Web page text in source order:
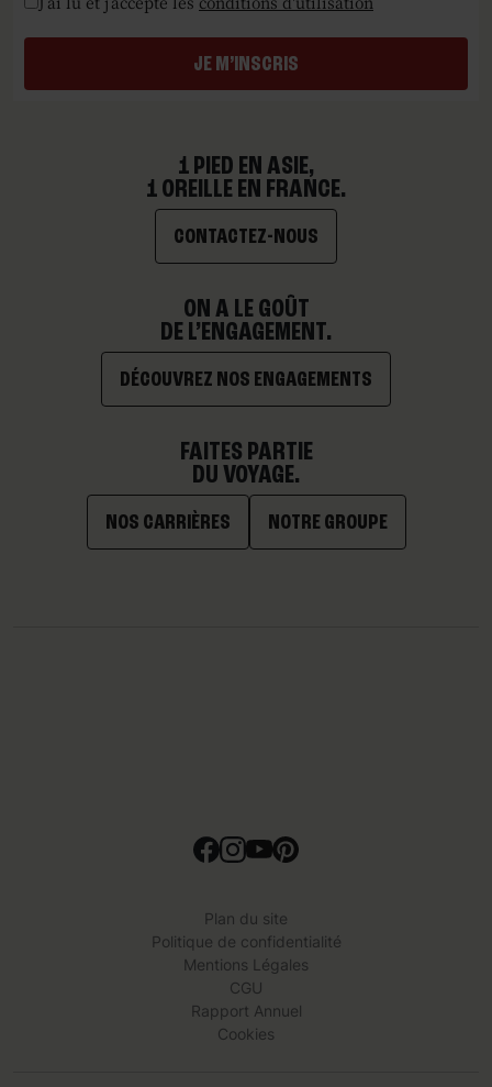
JE M’INSCRIS
1 PIED EN ASIE,
1 OREILLE EN FRANCE.
CONTACTEZ-NOUS
ON A LE GOÛT
DE L’ENGAGEMENT.
DÉCOUVREZ NOS ENGAGEMENTS
FAITES PARTIE
DU VOYAGE.
NOS CARRIÈRES NOTRE GROUPE
Plan du site
Politique de confidentialité
Mentions Légales
CGU
Rapport Annuel
Cookies